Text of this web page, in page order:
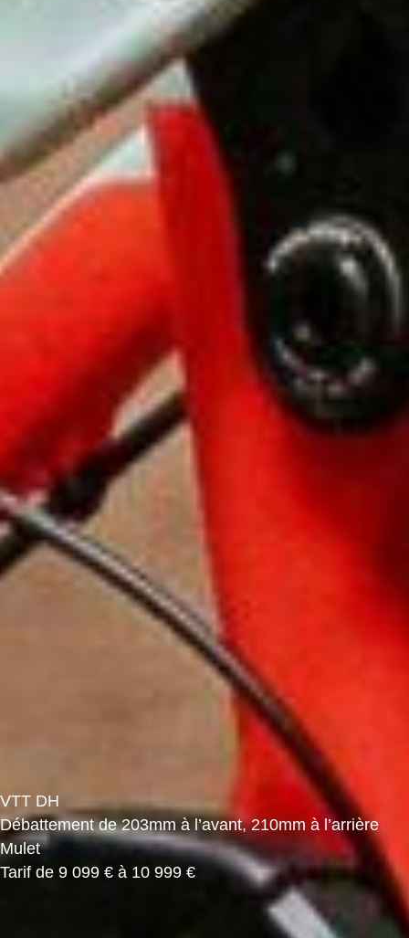
VTT DH
Débattement de 203mm à l’avant, 210mm à l’arrière
Mulet
Tarif de 9 099 € à 10 999 €